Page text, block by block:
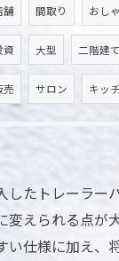
舗 間取り おし
資 大型 二階建て
売 サロン キッ
したトレーラー
えられる点が
い仕様に加え、